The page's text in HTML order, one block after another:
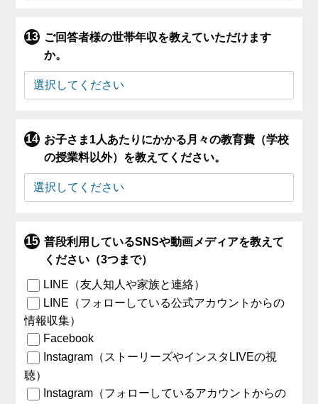
ご回答者様の世帯年収を教えていただけます
か。
お子さま1人あたりにかかる月々の教育費（学校
の授業料以外）を教えてください。
普段利用しているSNSや動画メディアを教えて
ください（3つまで）
LINE（友人知人や家族と連絡）
LINE（フォローしている公式アカウントからの
情報収集）
Facebook
Instagram（ストーリーズやインスタLIVEの視
聴）
Instagram（フォローしているアカウントからの